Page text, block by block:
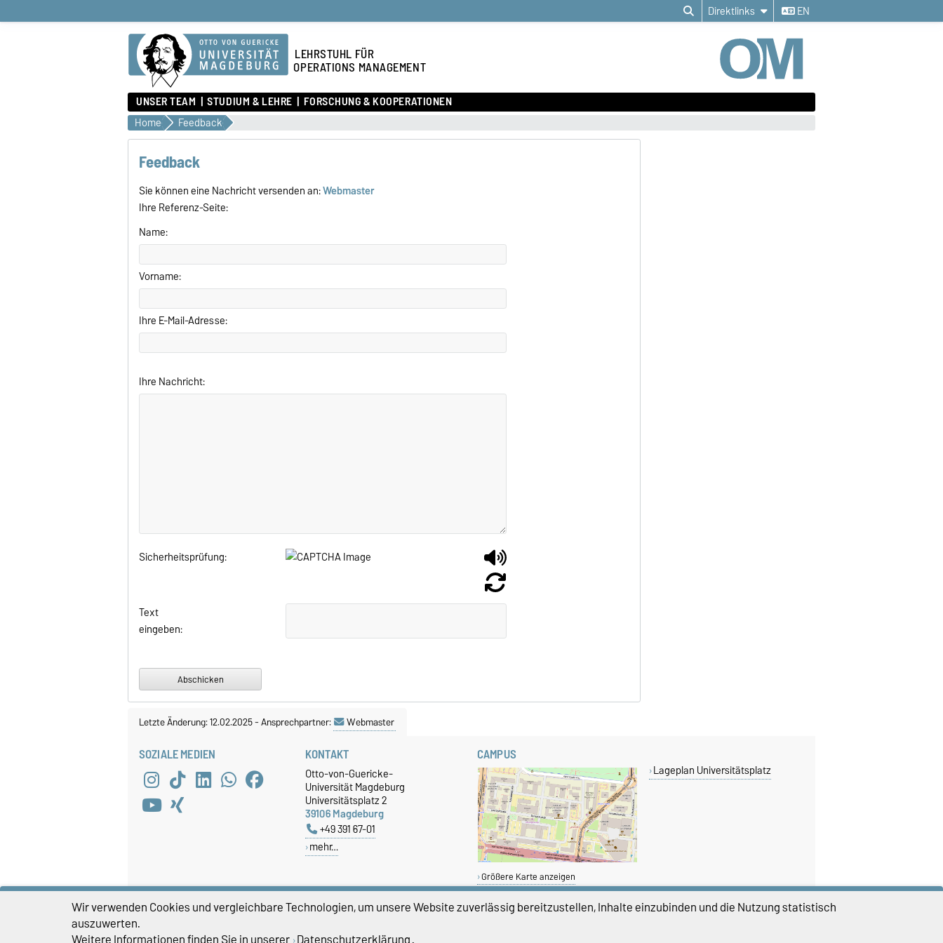
Direktlinks EN
LEHRSTUHL FÜR
OPERATIONS MANAGEMENT
UNSER TEAM STUDIUM & LEHRE FORSCHUNG & KOOPERATIONEN
Home Feedback
Feedback
Sie können eine Nachricht versenden an:Webmaster
Ihre Referenz-Seite:
Name:
Vorname:
Ihre E-Mail-Adresse:
Ihre Nachricht:
Sicherheitsprüfung:
Text
eingeben:
Letzte Änderung: 12.02.2025-Ansprechpartner: Webmaster
SOZIALE MEDIEN KONTAKT
Otto-von-Guericke-
Universität Magdeburg
Universitätsplatz 2
39106 Magdeburg
+49 391 67-01
mehr…
CAMPUS
Größere Karte anzeigen
Lageplan Universitätsplatz
DIESE SEITE
Wir verwenden Cookies und vergleichbare Technologien, um unsere Website zuverlässig bereitzustellen, Inhalte einzubinden und die Nutzung statistisch
auszuwerten.